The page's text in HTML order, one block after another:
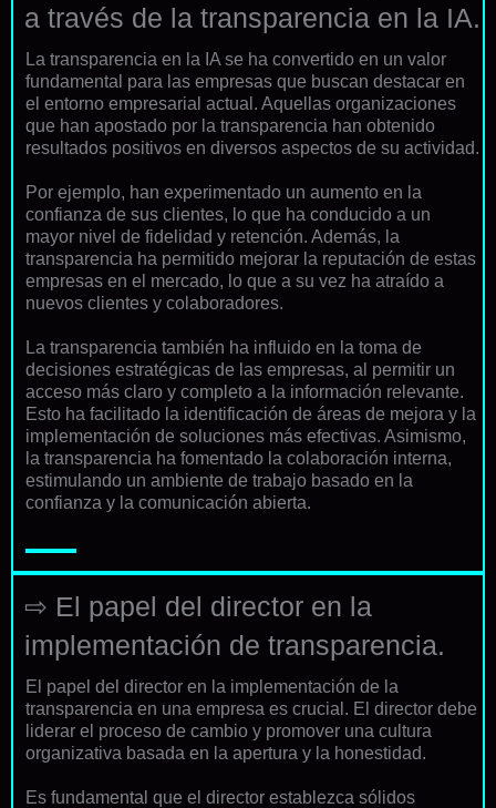
a través de la transparencia en la IA.
La transparencia en la IA se ha convertido en un valor
fundamental para las empresas que buscan destacar en
el entorno empresarial actual. Aquellas organizaciones
que han apostado por la transparencia han obtenido
resultados positivos en diversos aspectos de su actividad.
Por ejemplo, han experimentado un aumento en la
confianza de sus clientes, lo que ha conducido a un
mayor nivel de fidelidad y retención. Además, la
transparencia ha permitido mejorar la reputación de estas
empresas en el mercado, lo que a su vez ha atraído a
nuevos clientes y colaboradores.
La transparencia también ha influido en la toma de
decisiones estratégicas de las empresas, al permitir un
acceso más claro y completo a la información relevante.
Esto ha facilitado la identificación de áreas de mejora y la
implementación de soluciones más efectivas. Asimismo,
la transparencia ha fomentado la colaboración interna,
estimulando un ambiente de trabajo basado en la
confianza y la comunicación abierta.
⇨ El papel del director en la
implementación de transparencia.
El papel del director en la implementación de la
transparencia en una empresa es crucial. El director debe
liderar el proceso de cambio y promover una cultura
organizativa basada en la apertura y la honestidad.
Es fundamental que el director establezca sólidos